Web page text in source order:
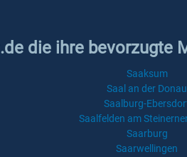
die ihre bevorzugte
Saaksum
Saal an der Donau
Saalburg-
Saalfelden am
Saarburg
Saarwellingen